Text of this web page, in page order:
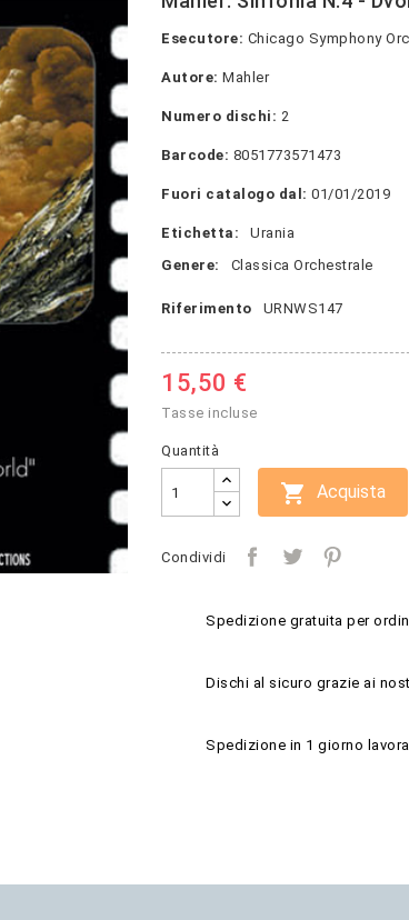
Esecutore: Chicago Symphony
Autore: Mahler
Numero dischi: 2
Barcode: 8051773571473
Fuori catalogo dal: 01/01/2019
Etichetta: Urania
Genere:
Classica Orchestrale
Riferimento URNWS147
15,50 €
Tasse incluse
Quantità
 Acquista
Condividi
Spedizione gratuita per
Dischi al sicuro grazie ai
Spedizione in 1 giorno